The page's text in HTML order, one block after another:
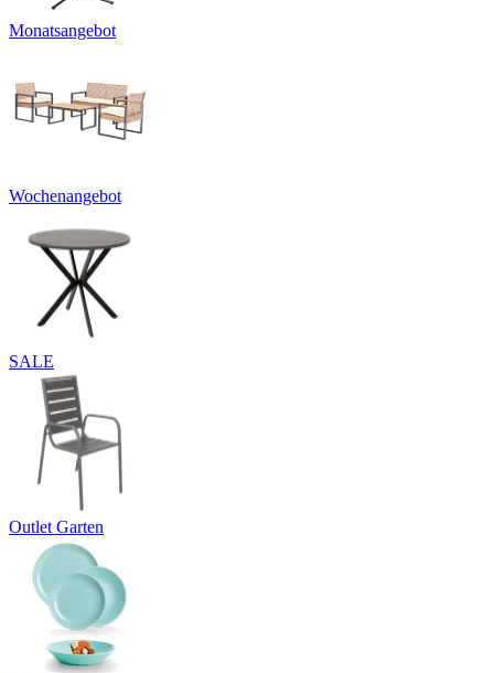
Monatsangebot
Wochenangebot
SALE
Outlet Garten